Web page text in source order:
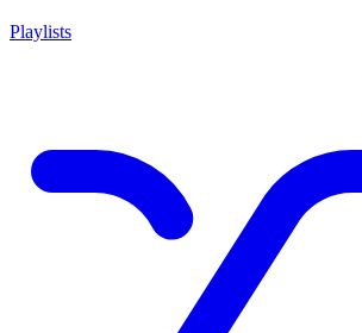
Playlists